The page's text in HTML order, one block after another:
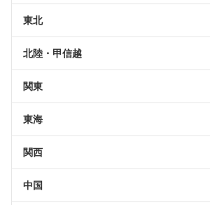
東北
北陸・甲信越
関東
東海
関西
中国